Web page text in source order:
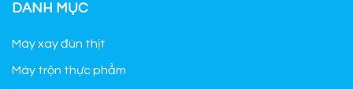
DANH MỤC
Máy xay đùn thịt
Máy trộn thực phẩm